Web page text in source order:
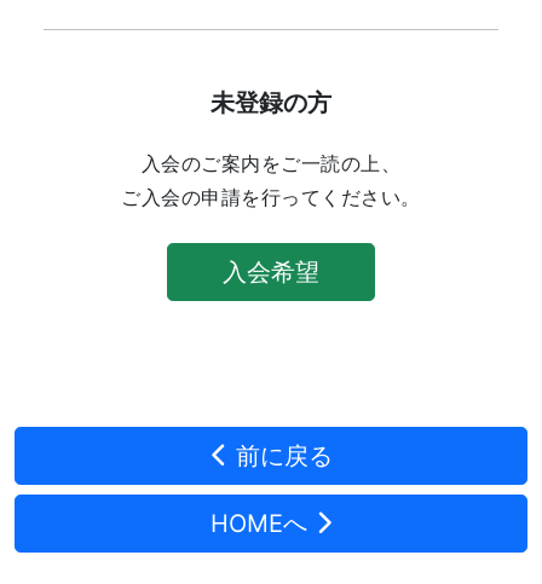
未登録の方
入会のご案内をご一読の上、
ご入会の申請を行ってください。
入会希望
前に戻る
HOMEへ